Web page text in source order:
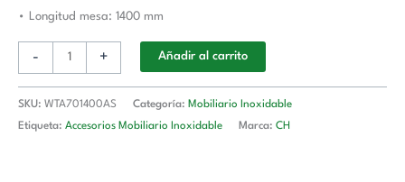
• Longitud mesa: 1400 mm
-
De
1400
WTA701400AS
cantidad
+ Añadir al carrito
SKU: WTA701400AS Categoría: Mobiliario Inoxidable
Etiqueta: Accesorios Mobiliario Inoxidable Marca: CH